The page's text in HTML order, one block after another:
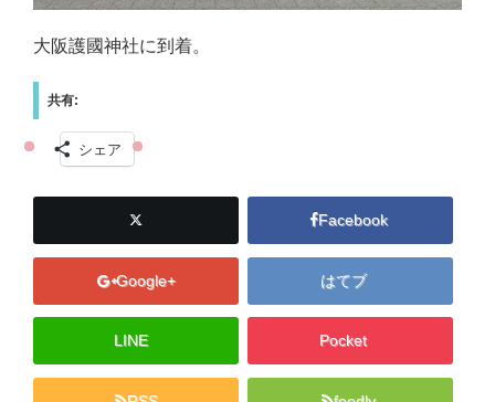
大阪護國神社に到着。
共有:
シェア
Facebook
Google+ はてブ
LINE Pocket